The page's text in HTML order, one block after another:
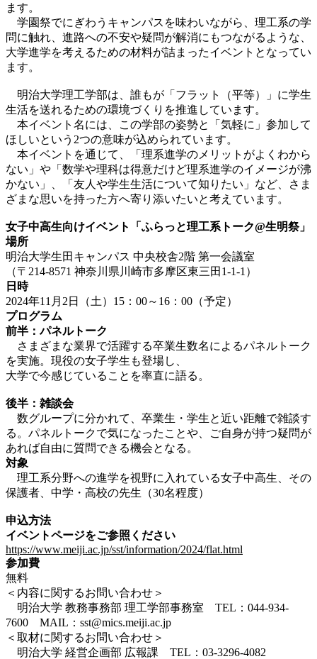
ます。
学園祭でにぎわうキャンパスを味わいながら、理工系の学
問に触れ、進路への不安や疑問が解消にもつながるような、
大学進学を考えるための材料が詰まったイベントとなってい
ます。
明治大学理工学部は、誰もが「フラット（平等）」に学生
生活を送れるための環境づくりを推進しています。
本イベント名には、この学部の姿勢と「気軽に」参加して
ほしいという2つの意味が込められています。
本イベントを通じて、「理系進学のメリットがよくわから
ない」や「数学や理科は得意だけど理系進学のイメージが沸
かない」、
「友人や学生生活について知りたい」など、さま
ざまな思いを持った方へ寄り添いたいと考えています。
女子中高生向けイベント「ふらっと理工系トーク@生明祭」
場所
明治大学生田キャンパス 中央校舎2階 第一会議室
（〒214-8571 神奈川県川崎市多摩区東三田1-1-1）
日時
2024年11月2日（土）15：00～16：00（予定）
プログラム
前半：パネルトーク
さまざまな業界で活躍する卒業生数名によるパネルトーク
を実施。現役の女子学生も登場し、
大学で今感じていることを率直に語る。
後半：雑談会
数グループに分かれて、卒業生・学生と近い距離で雑談す
る。パネルトークで気になったことや、
ご自身が持つ疑問が
あれば自由に質問できる機会となる。
対象
理工系分野への進学を視野に入れている女子中高生、その
保護者、中学・高校の先生（30名程度）
申込方法
イベントページをご参照ください
https://www.meiji.ac.jp/sst/information/2024/flat.html
参加費
無料
＜内容に関するお問い合わせ＞
明治大学 教務事務部 理工学部事務室 TEL：044-934-
7600 MAIL：sst@mics.meiji.ac.jp
＜取材に関するお問い合わせ＞
明治大学 経営企画部 広報課 TEL：03-3296-4082